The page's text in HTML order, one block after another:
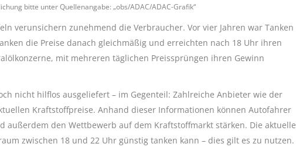
bitte unter Quellenangabe: „obs/ADAC/ADAC-Grafik“
verunsichern zunehmend die Verbraucher. Vor vier Jahren war Tanken
die Preise danach gleichmäßig und erreichten nach 18 Uhr ihren
mit mehreren täglichen Preissprüngen ihren Gewinn
nicht hilflos ausgeliefert – im Gegenteil: Zahlreiche Anbieter wie der
Kraftstoffpreise. Anhand dieser Informationen können Autofahrer
außerdem den Wettbewerb auf dem Kraftstoffmarkt stärken. Die aktuelle
zwischen 18 und 22 Uhr günstig tanken kann – dies gilt es zu nutzen.